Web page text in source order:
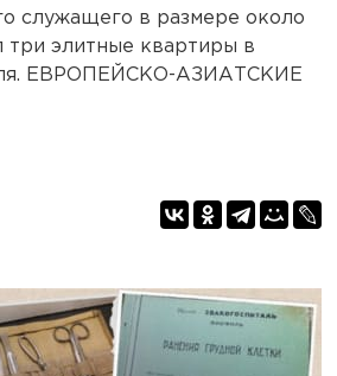
служащего в размере около
три элитные квартиры в
ЕВРОПЕЙСКО-АЗИАТСКИЕ